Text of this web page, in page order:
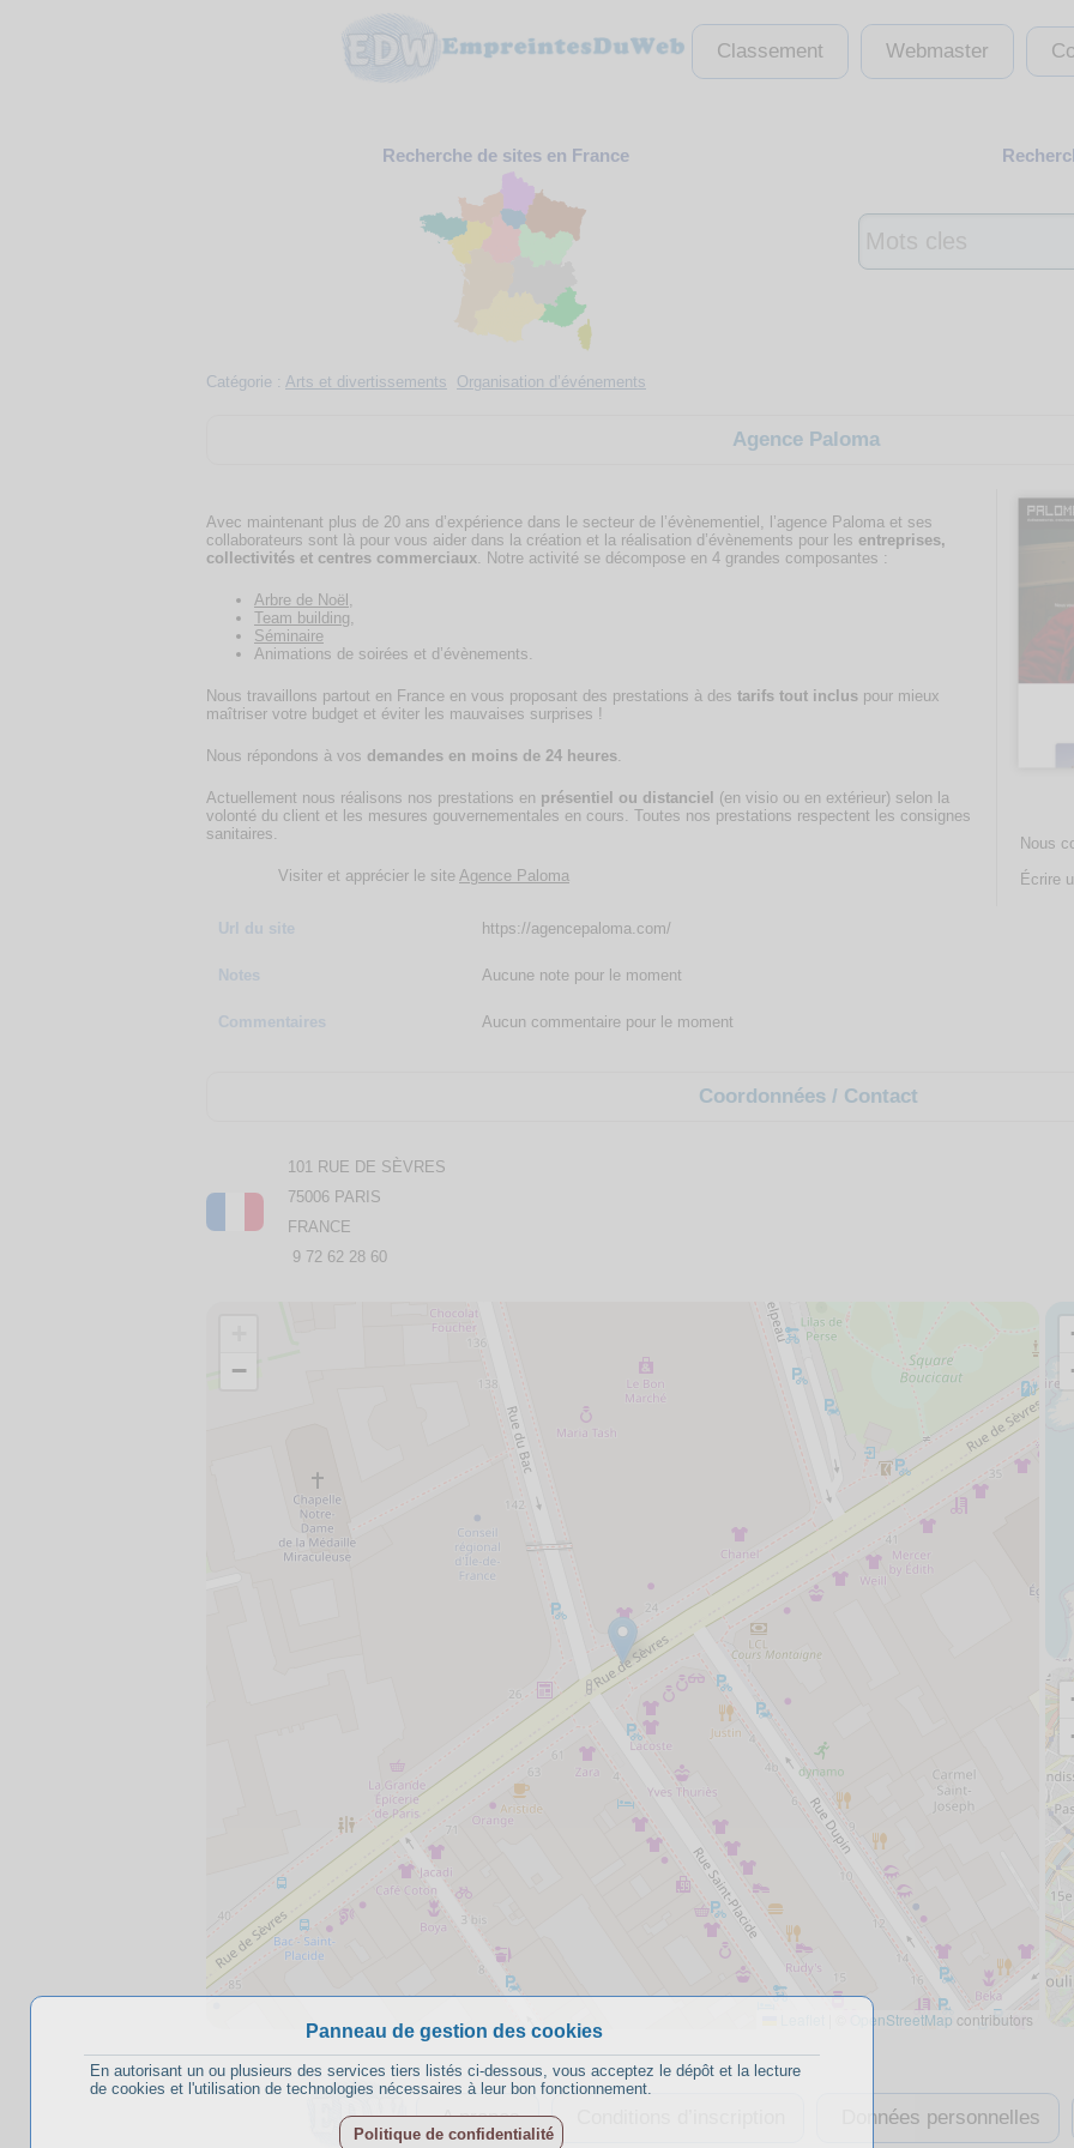
Classement Webmaster
Recherche de sites en France
Catégorie : Arts et divertissements Organisation d’événements
Agence Paloma
Nous
Écrire
Avec maintenant plus de 20 ans d’expérience dans le secteur de l’évènementiel, l’agence Paloma et ses
collaborateurs sont là pour vous aider dans la création et la réalisation d’évènements pour les entreprises,
collectivités et centres commerciaux. Notre activité se décompose en 4 grandes composantes :
Arbre de Noël ,
Team building,
Séminaire
Animations de soirées et d’évènements.
Nous travaillons partout en France en vous proposant des prestations à des tarifs tout inclus pour mieux
maîtriser votre budget et éviter les mauvaises surprises !
Nous répondons à vos demandes en moins de 24 heures.
Actuellement nous réalisons nos prestations en présentiel ou distanciel (en visio ou en extérieur) selon la
volonté du client et les mesures gouvernementales en cours. Toutes nos prestations respectent les consignes
sanitaires.
Visiter et apprécier le site Agence Paloma
Url du site https://agencepaloma.com/
Notes Aucune note pour le moment
Commentaires Aucun commentaire pour le moment
Coordonnées / Contact
101 RUE DE SÈVRES
75006 PARIS
FRANCE
9 72 62 28 60
−
OpenStreetMap contributors
A propos Données personnelles
Panneau de gestion des cookies
En autorisant un ou plusieurs des services tiers listés ci-dessous, vous acceptez le dépôt et la lecture
de cookies et l'utilisation de technologies nécessaires à leur bon fonctionnement.
Politique de confidentialité